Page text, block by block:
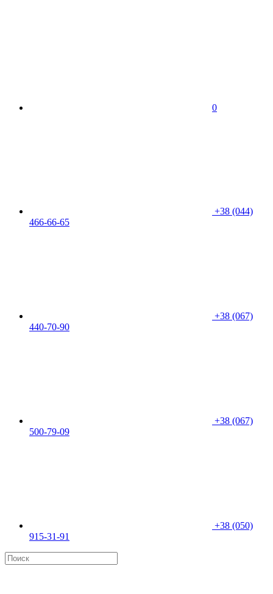
0
+38 (044)
466-66-65
+38 (067)
440-70-90
+38 (067)
500-79-09
+38 (050)
915-31-91